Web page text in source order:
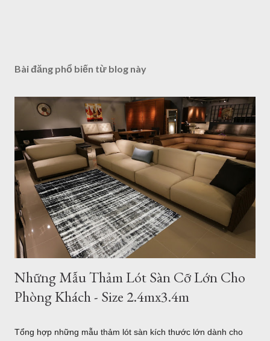
Bài đăng phổ biến từ blog này
Những Mẫu Thảm Lót Sàn Cỡ Lớn Cho
Phòng Khách - Size 2.4mx3.4m
Tổng hợp những mẫu thảm lót sàn kích thước lớn dành cho